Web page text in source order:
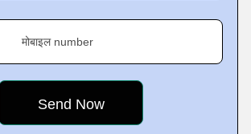
मोबाइल number